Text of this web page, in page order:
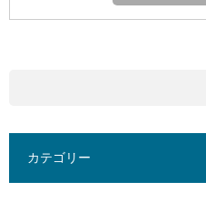
カテゴリー